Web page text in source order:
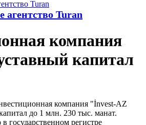
Turan
компания
капитал
компания "İnvest-AZ
до 1 млн. 230 тыс. манат.
государственном регистре